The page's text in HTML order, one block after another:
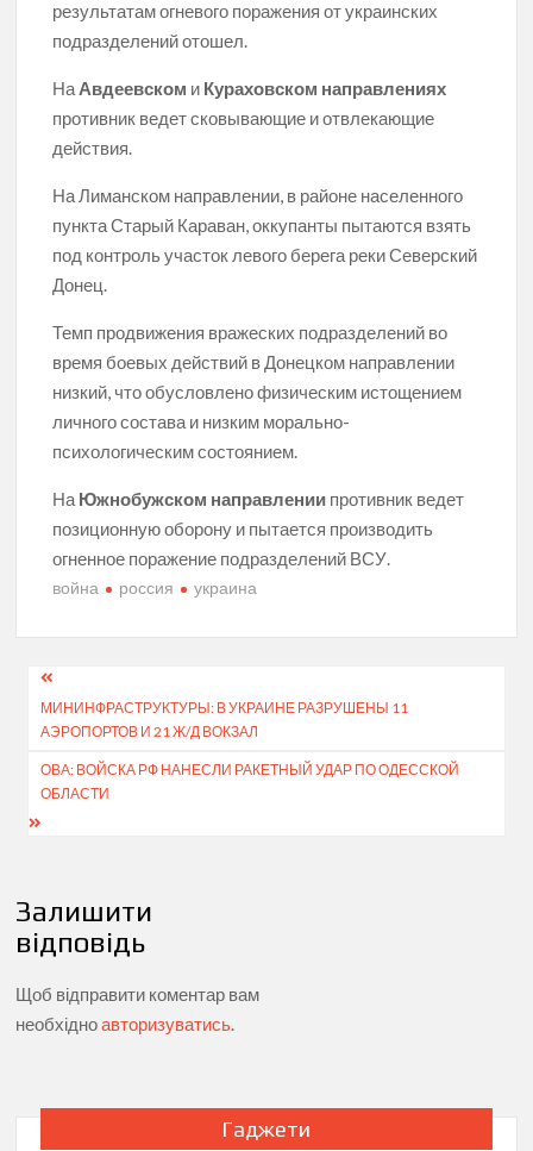
результатам огневого поражения от украинских
подразделений отошел.
На Авдеевском и Кураховском направлениях
противник ведет сковывающие и отвлекающие
действия.
На Лиманском направлении, в районе населенного
пункта Старый Караван, оккупанты пытаются взять
под контроль участок левого берега реки Северский
Донец.
Темп продвижения вражеских подразделений во
время боевых действий в Донецком направлении
низкий, что обусловлено физическим истощением
личного состава и низким морально-
психологическим состоянием.
На Южнобужском направлении противник ведет
позиционную оборону и пытается производить
огненное поражение подразделений ВСУ.
война россия украина
Навігація
записів
МИНИНФРАСТРУКТУРЫ: В УКРАИНЕ РАЗРУШЕНЫ 11
АЭРОПОРТОВ И 21 Ж/Д ВОКЗАЛ
ОВА: ВОЙСКА РФ НАНЕСЛИ РАКЕТНЫЙ УДАР ПО ОДЕССКОЙ
ОБЛАСТИ
Залишити
відповідь
Щоб відправити коментар вам
необхідноавторизуватись
Гаджети